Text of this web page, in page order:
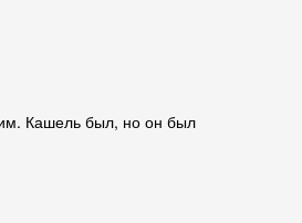
Кашель был, но он был